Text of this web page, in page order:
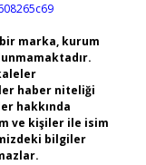
marka, kurum
haber niteliği
hakkında
ve kişiler ile isim
bilgiler